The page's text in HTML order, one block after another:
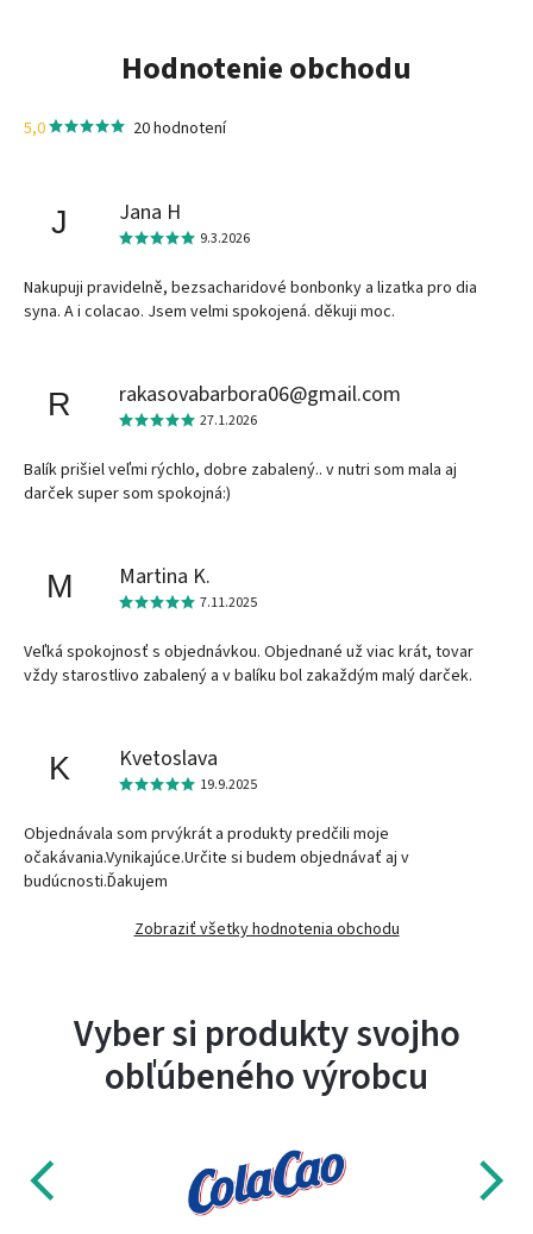
Hodnotenie obchodu
5,0 20 hodnotení
J Jana H
9.3.2026
Nakupuji pravidelně, bezsacharidové bonbonky a lizatka pro dia
syna. A i colacao. Jsem velmi spokojená. děkuji moc.
R rakasovabarbora06@gmail.com
27.1.2026
Balík prišiel veľmi rýchlo, dobre zabalený.. v nutri som mala aj
darček super som spokojná:)
M Martina K.
7.11.2025
Veľká spokojnosť s objednávkou. Objednané už viac krát, tovar
vždy starostlivo zabalený a v balíku bol zakaždým malý darček.
K Kvetoslava
19.9.2025
Objednávala som prvýkrát a produkty predčili moje
očakávania.Vynikajúce.Určite si budem objednávať aj v
budúcnosti.Ďakujem
Zobraziť všetky hodnotenia obchodu
Vyber si produkty svojho
obľúbeného výrobcu